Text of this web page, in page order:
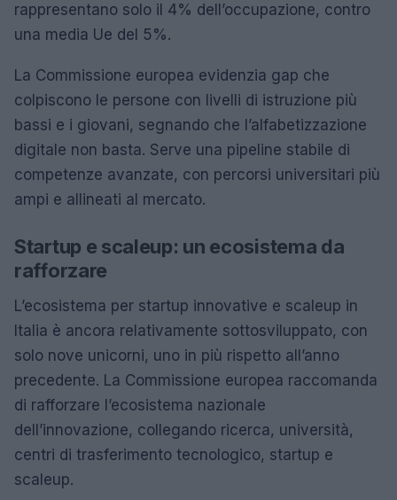
rappresentano solo il 4% dell’occupazione, contro
una media Ue del 5%.
La Commissione europea evidenzia gap che
colpiscono le persone con livelli di istruzione più
bassi e i giovani, segnando che l’alfabetizzazione
digitale non basta. Serve una pipeline stabile di
competenze avanzate, con percorsi universitari più
ampi e allineati al mercato.
Startup e scaleup: un ecosistema da
rafforzare
L’ecosistema per startup innovative e scaleup in
Italia è ancora relativamente sottosviluppato, con
solo nove unicorni, uno in più rispetto all’anno
precedente. La Commissione europea raccomanda
di rafforzare l’ecosistema nazionale
dell’innovazione, collegando ricerca, università,
centri di trasferimento tecnologico, startup e
scaleup.